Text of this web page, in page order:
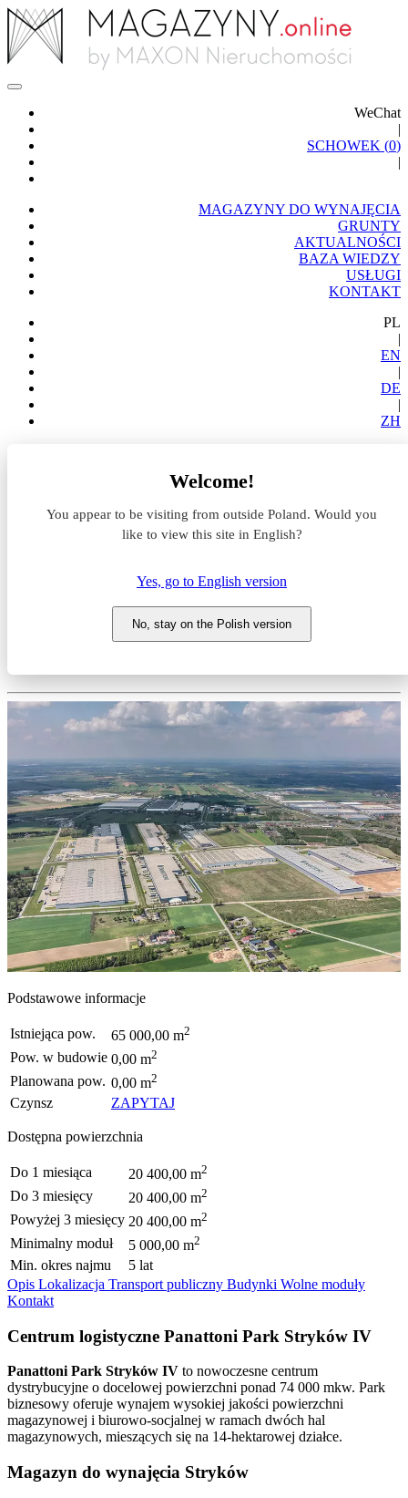
WeChat
|
SCHOWEK (0)
|
MAGAZYNY DO WYNAJĘCIA
GRUNTY
AKTUALNOŚCI
BAZA WIEDZY
USŁUGI
KONTAKT
PL
|
EN
|
DE
|
ZH
Welcome!
You appear to be visiting from outside Poland. Would you
like to view this site in English?
Yes, go to English version
No, stay on the Polish version
Stryków
Panattoni Park Stryków IV
Magazyn do wynajęcia
Panattoni Park Stryków IV
Podstawowe informacje
Istniejąca pow. 65 000,00 m2
Pow. w budowie 0,00 m2
Planowana pow. 0,00 m2
Czynsz ZAPYTAJ
Dostępna powierzchnia
Do 1 miesiąca 20 400,00 m2
Do 3 miesięcy 20 400,00 m2
Powyżej 3 miesięcy 20 400,00 m2
Minimalny moduł 5 000,00 m2
Min. okres najmu
5 lat
Opis Lokalizacja Transport publiczny Budynki Wolne moduły
Kontakt
Centrum logistyczne Panattoni Park Stryków IV
Panattoni Park Stryków IV to nowoczesne centrum
dystrybucyjne o docelowej powierzchni ponad 74 000 mkw. Park
biznesowy oferuje wynajem wysokiej jakości powierzchni
magazynowej i biurowo-socjalnej w ramach dwóch hal
magazynowych, mieszących się na 14-hektarowej działce.
Magazyn do wynajęcia Stryków